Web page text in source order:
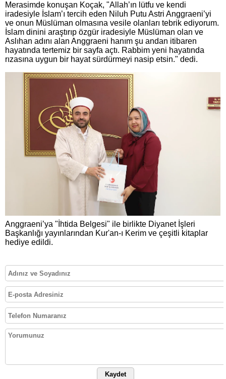
Merasimde konuşan Koçak, "Allah’ın lütfu ve kendi
iradesiyle İslam’ı tercih eden Niluh Putu Astri Anggraeni’yi
ve onun Müslüman olmasına vesile olanları tebrik ediyorum.
İslam dinini araştırıp özgür iradesiyle Müslüman olan ve
Aslıhan adını alan Anggraeni hanım şu andan itibaren
hayatında tertemiz bir sayfa açtı. Rabbim yeni hayatında
rızasına uygun bir hayat sürdürmeyi nasip etsin." dedi.
Anggraeni’ya "İhtida Belgesi" ile birlikte Diyanet İşleri
Başkanlığı yayınlarından Kur'an-ı Kerim ve çeşitli kitaplar
hediye edildi.
Kaydet